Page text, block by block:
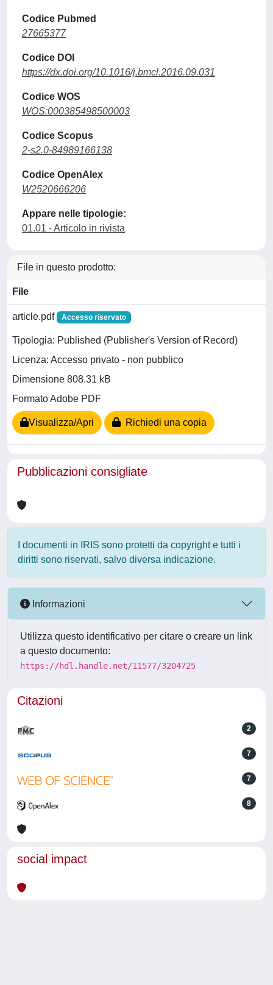
Codice Pubmed
27665377
Codice DOI
https://dx.doi.org/10.1016/j.bmcl.2016.09.031
Codice WOS
WOS:000385498500003
Codice Scopus
2-s2.0-84989166138
Codice OpenAlex
W2520666206
Appare nelle tipologie:
01.01 - Articolo in rivista
File in questo prodotto:
File
article.pdf Accesso riservato
Tipologia: Published (Publisher's Version of Record)
Licenza: Accesso privato - non pubblico
Dimensione 808.31 kB
Formato Adobe PDF
Visualizza/Apri Richiedi una copia
Pubblicazioni consigliate
I documenti in IRIS sono protetti da copyright e tutti i
diritti sono riservati, salvo diversa indicazione.
Informazioni
Utilizza questo identificativo per citare o creare un link
a questo documento:
https://hdl.handle.net/11577/3204725
Citazioni
2
7
7
8
social impact